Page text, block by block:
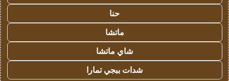
حنا
ماتشا
شاي ماتشا
شدات ببجي تمارا